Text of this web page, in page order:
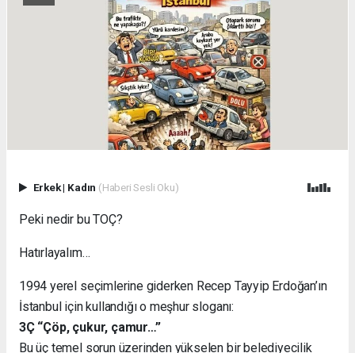
Erkek| Kadın (Haberi Sesli Oku)
Peki nedir bu TOÇ?
Hatırlayalım…
1994 yerel seçimlerine giderken Recep Tayyip Erdoğan’ın
İstanbul için kullandığı o meşhur sloganı:
3Ç “Çöp, çukur, çamur…”
Bu üç temel sorun üzerinden yükselen bir belediyecilik